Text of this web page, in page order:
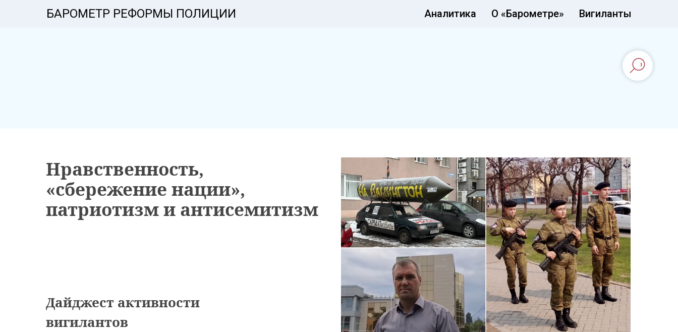
БАРОМЕТР РЕФОРМЫ ПОЛИЦИИ Аналитика О «Барометре» Вигиланты
Нравственность,
«сбережение нации»,
патриотизм и антисемитизм
Дайджест активности
вигилантов